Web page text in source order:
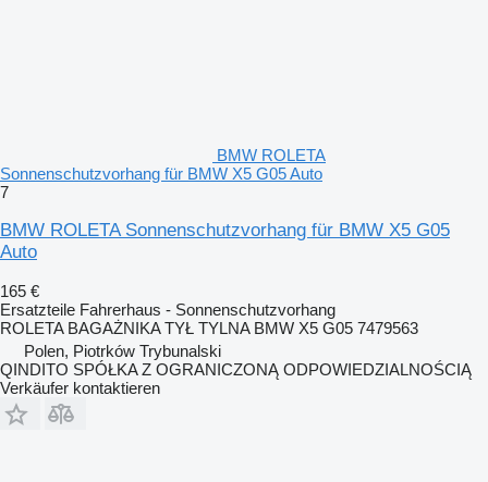
BMW ROLETA
Sonnenschutzvorhang für BMW X5 G05 Auto
7
BMW ROLETA Sonnenschutzvorhang für BMW X5 G05
Auto
165 €
Ersatzteile Fahrerhaus - Sonnenschutzvorhang
ROLETA BAGAŻNIKA TYŁ TYLNA BMW X5 G05 7479563
Polen, Piotrków Trybunalski
QINDITO SPÓŁKA Z OGRANICZONĄ ODPOWIEDZIALNOŚCIĄ
Verkäufer kontaktieren